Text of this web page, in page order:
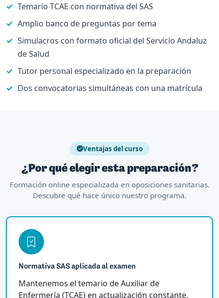
Temario TCAE con normativa del SAS
Amplio banco de preguntas por tema
Simulacros con formato oficial del Servicio Andaluz
de Salud
Tutor personal especializado en la preparación
Dos convocatorias simultáneas con una matrícula
Ventajas del curso
¿Por qué elegir esta preparación?
Formación online especializada en oposiciones sanitarias.
Descubre qué hace único nuestro programa.
Normativa SAS aplicada al examen
Mantenemos el temario de Auxiliar de
Enfermería (TCAE) en actualización constante.